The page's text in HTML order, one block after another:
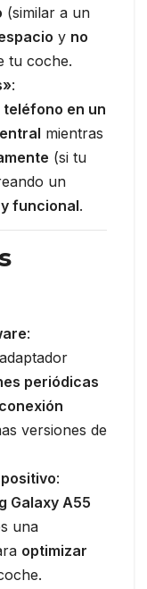
(similar a un
y no
tu coche.
:
en un
mientras
(si tu
un
funcional.
:
periódicas
conexión
versiones de
:
Galaxy A55
una
optimizar